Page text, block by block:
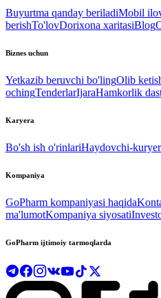
Buyurtma qanday beriladiMobil
berishTo'lovDorixona xaritasiBlog
Biznes uchun
Yetkazib beruvchi bo'lingOlib
ochingTenderlarIjaraHamkorlik
Karyera
Bo'sh ish o'rinlariHaydovchi-kuryer
Kompaniya
GoPharm kompaniyasi haqida
ma'lumotKompaniya siyosati
GoPharm ijtimoiy tarmoqlarda